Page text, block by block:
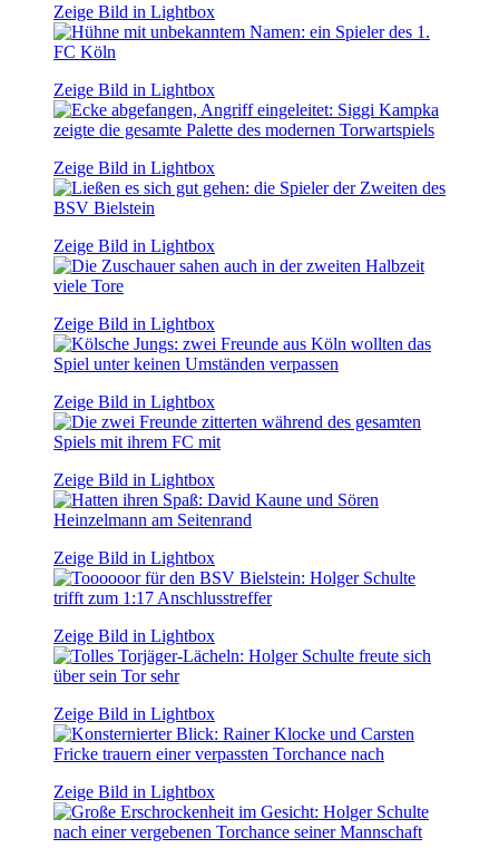
Zeige Bild in Lightbox
Zeige Bild in Lightbox
Zeige Bild in Lightbox
Zeige Bild in Lightbox
Zeige Bild in Lightbox
Zeige Bild in Lightbox
Zeige Bild in Lightbox
Zeige Bild in Lightbox
Zeige Bild in Lightbox
Zeige Bild in Lightbox
Zeige Bild in Lightbox